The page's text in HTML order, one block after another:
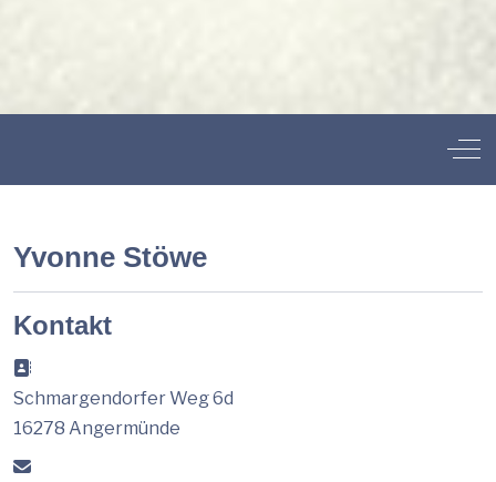
Yvonne Stöwe
Kontakt
Adresse:
Schmargendorfer Weg 6d
16278 Angermünde
E-Mail: